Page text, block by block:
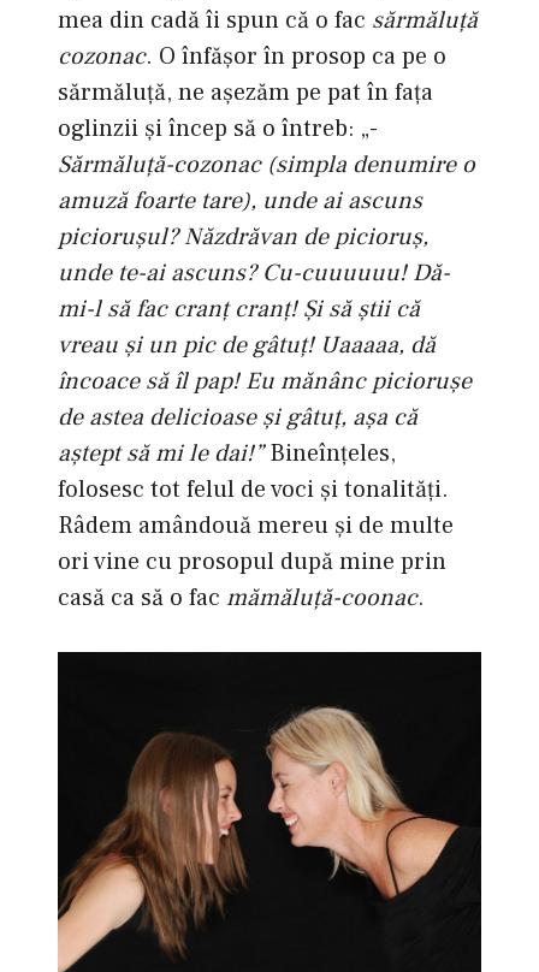
mea din cadă îi spun că o fac sărmăluţă
cozonac. O înfăşor în prosop ca pe o
sărmăluţă, ne aşezăm pe pat în faţa
oglinzii şi încep să o întreb: „-
Sărmăluţă-cozonac (simpla denumire o
amuză foarte tare), unde ai ascuns
picioruşul? Năzdrăvan de picioruş,
unde te-ai ascuns? Cu-cuuuuuu! Dă-
mi-l să fac cranţ cranţ! Şi să ştii că
vreau şi un pic de gâtuţ! Uaaaaa, dă
încoace să îl pap! Eu mănânc picioruşe
de astea delicioase şi gâtuţ, aşa că
aştept să mi le dai!”Bineînţeles,
folosesc tot felul de voci şi tonalităţi.
Râdem amândouă mereu şi de multe
ori vine cu prosopul după mine prin
casă ca să o fac mămăluţă-coonac.